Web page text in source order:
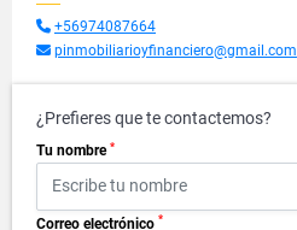
+56974087664
pinmobiliarioyfinanciero@gmail.com
¿Prefieres que te contactemos?
Tu nombre *
Correo electrónico *